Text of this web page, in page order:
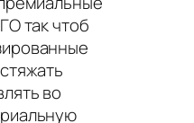
так чтоб
во